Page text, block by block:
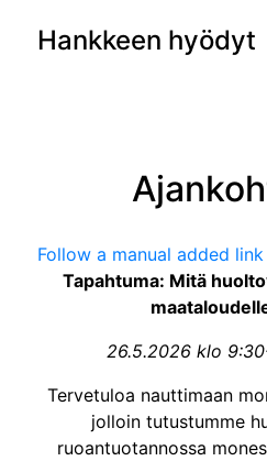
Hankkeen hyödyt
Follow a manual added link
Tapahtuma: Mitä
26.5.2026 klo
Tervetuloa nauttimaan
jolloin tutustumme
ruoantuotannossa